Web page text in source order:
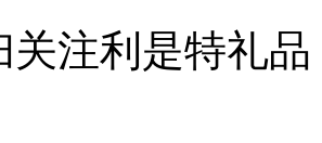
关注利是特礼品